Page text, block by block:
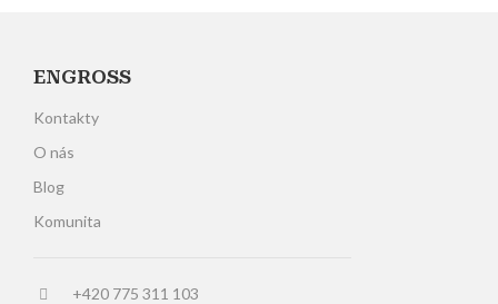
ENGROSS
Kontakty
O nás
Blog
Komunita
+420 775 311 103